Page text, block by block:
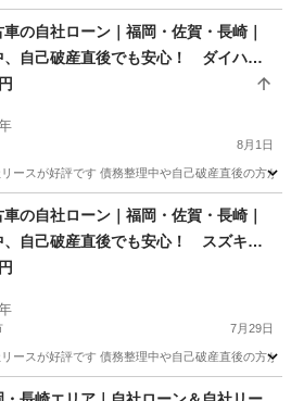
の自社ローン｜福岡・佐賀・長崎｜
、自己破産直後でも安心！ ダイハ
G R05年式
8月1日
ースが好評です 債務整理中や自己破産直後の方
車両の自社ローン｜福岡・佐賀・長崎｜
、自己破産直後でも安心！ スズキ
カスタム R08年式
7月29日
ースが好評です 債務整理中や自己破産直後の方
車両